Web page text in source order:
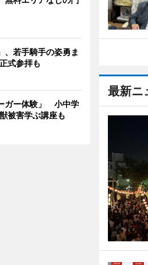
最新ニ
、若手騎手の姿勇ま
式参拝も
ガー体験」 小中学
被害学ぶ講座も